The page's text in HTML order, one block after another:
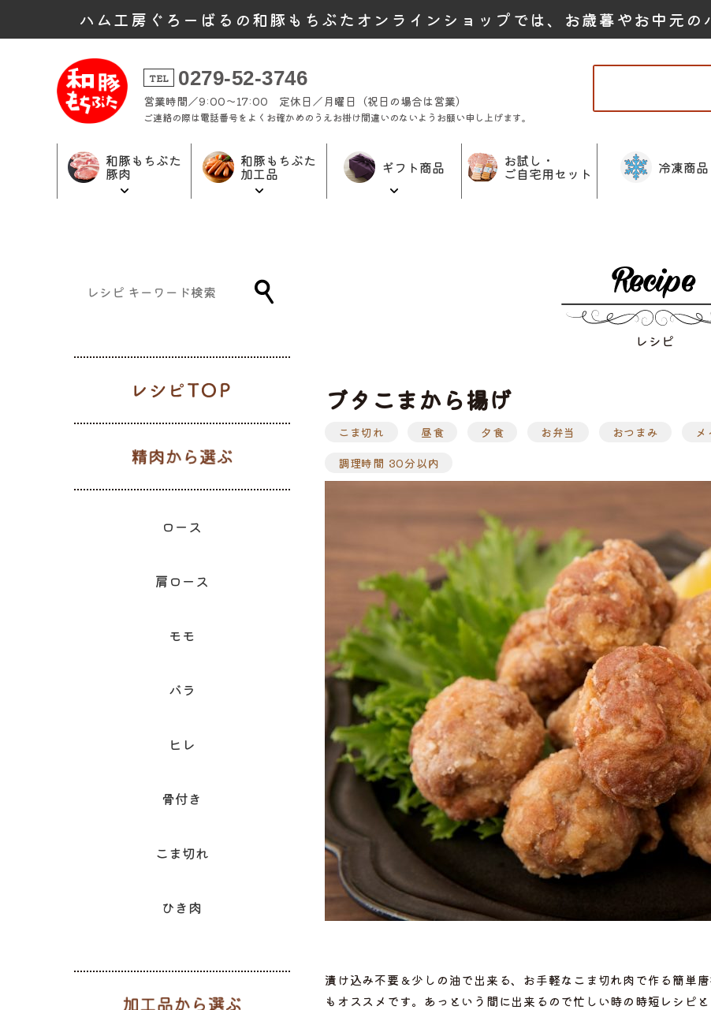
ハム工房ぐろーばるの和豚もちぶたオンラインショップでは、お歳暮やお中元の
TEL 0279-52-3746
営業時間／9:00～17:00 定休日／月曜日（祝日の場合は営業）
ご連絡の際は電話番号をよくお確かめのうえお掛け間違いのないようお願い申し上げます。
和豚もちぶた
豚肉
ロース 肩ロース
和豚もちぶた
加工品
ベーコン
ギフト商品
ギフト一覧 精肉のギフト
のギフト
加工品の
ギフト
お試し・
ご自宅用セット 冷凍商品
レシピ
ブタこまから揚げ
こま切れ 昼食 夕食 お弁当 おつまみ
調理時間 30分以内
漬け込み不要＆少しの油で出来る、お手軽なこま切れ肉で作る簡単
もオススメです。あっという間に出来るので忙しい時の時短レシピと
生肉から選ぶ
ロース
肩ロース
モモ
バラ
ヒレ
骨付き
こま切れ
ひき肉
加工品から選ぶ